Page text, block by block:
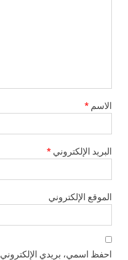
الاسم *
البريد الإلكتروني *
الموقع الإلكتروني
احفظ اسمي، بريدي